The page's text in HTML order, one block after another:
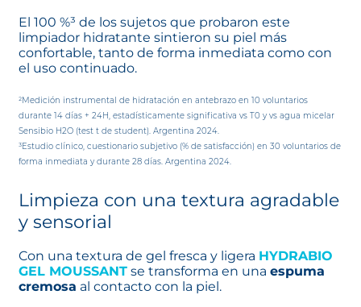
El 100 %³ de los sujetos que probaron este
limpiador hidratante sintieron su piel más
confortable, tanto de forma inmediata como con
el uso continuado.
²Medición instrumental de hidratación en antebrazo en 10 voluntarios
durante 14 días + 24H, estadísticamente significativa vs T0 y vs agua micelar
Sensibio H2O (test t de student). Argentina 2024.
³Estudio clínico, cuestionario subjetivo (% de satisfacción) en 30 voluntarios de
forma inmediata y durante 28 días. Argentina 2024.
Limpieza con una textura agradable
y sensorial
Con una textura de gel fresca y ligera HYDRABIO
GEL MOUSSANT se transforma en una espuma
cremosa al contacto con la piel.